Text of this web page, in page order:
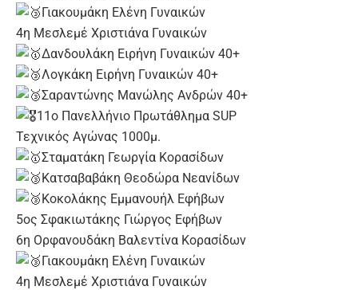
Γιακουμάκη Ελένη Γυναικών
4η Μεσλεμέ Χριστιάνα Γυναικών
Δανδουλάκη Ειρήνη Γυναικών 40+
Λογκάκη Ειρήνη Γυναικών 40+
Σαραντώνης Μανώλης Ανδρών 40+
11ο Πανελλήνιο Πρωτάθλημα SUP
Τεχνικός Αγώνας 1000μ.
Σταματάκη Γεωργία Κορασίδων
Κατσαβαβάκη Θεοδώρα Νεανίδων
Κοκολάκης Εμμανουήλ Εφήβων
5ος Σφακιωτάκης Γιώργος Εφήβων
6η Ορφανουδάκη Βαλεντίνα Κορασίδων
Γιακουμάκη Ελένη Γυναικών
4η Μεσλεμέ Χριστιάνα Γυναικών